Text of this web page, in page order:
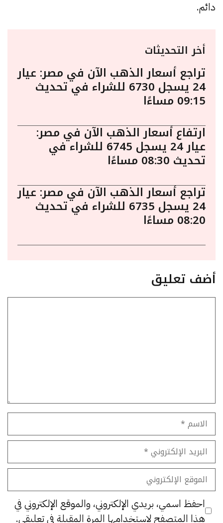
دائم.
أخر التحديثات
تراجع أسعار الذهب الآن في مصر: عيار
24 يسجل 6730 للشراء في تحديث
09:15 مساءًا
ارتفاع أسعار الذهب الآن في مصر:
عيار 24 يسجل 6745 للشراء في
تحديث 08:30 مساءًا
تراجع أسعار الذهب الآن في مصر: عيار
24 يسجل 6735 للشراء في تحديث
08:20 مساءًا
أضف تعليق
الاسم
البريد
الإلكتروني
الموقع
الإلكتروني
احفظ اسمي، بريدي الإلكتروني، والموقع الإلكتروني في
هذا المتصفح لاستخدامها المرة المقبلة في تعليقي.